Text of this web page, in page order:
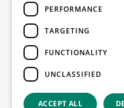
Blijf op de
Blijf up-to-date: meld
Marketing
PERFORMANCE
TARGETING
FUNCTIONALITY
UNCLASSIFIED
ACCEPT ALL